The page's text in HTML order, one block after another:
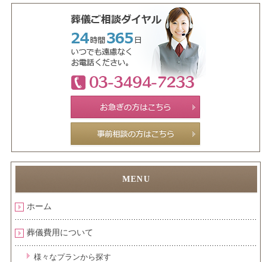
ホーム
葬儀費用について
様々なプランから探す